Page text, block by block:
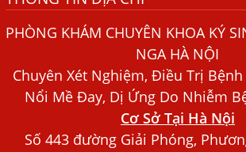
Chó Trong Máu
Bác sĩ Nguyễn Ngọc Ánh Phòng Khám
Nghiên Cứu Khoa
Xét Nghiệm Giun Sán Gồm Những Loại
PHÒNG KHÁM CHUYÊN KHOA KÝ
NGA HÀ NỘI
Chuyên Xét Nghiệm, Điều Trị
Nổi Mề Đay, Dị Ứng Do Nhiễm
Cơ Sở Tại Hà Nội
Số 443 đường Giải Phóng,